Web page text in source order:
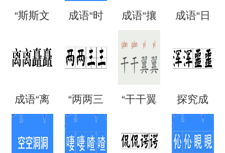
“斯斯文
是什么
成语“时
时刻
么意
思？出
成语“攘
攘熙
熙”的用
法、典
故和出
成语“日
么意
思？
成语“离 “两两三 “干干翼 探究成
语“混混